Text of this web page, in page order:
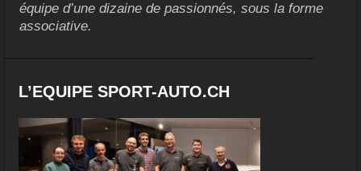
équipe d’une dizaine de passionnés, sous la forme
associative.
L’EQUIPE SPORT-AUTO.CH